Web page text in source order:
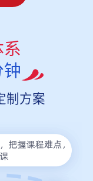
制方案